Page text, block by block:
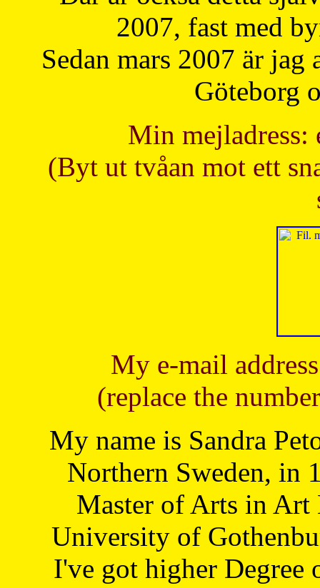
2007, fast med
Sedan mars 2007 är
Göteborg
Min mejladress:
(Byt ut tvåan mot ett
My e-mail
(replace the
My name is Sandra
Northern Sweden, in
Master of Arts in Art
University of
I've got higher Degree